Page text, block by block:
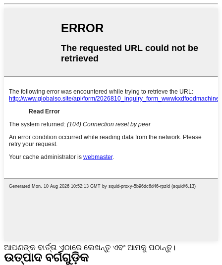
ଆପଣଙ୍କ ବାର୍ତ୍ତା ଏଠାରେ ଲେଖନ୍ତୁ ଏବଂ ଆମକୁ ପଠାନ୍ତୁ।
ଉତ୍ପାଦ ବର୍ଗଗୁଡ଼ିକ